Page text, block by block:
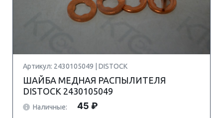
Артикул: 2430105049 | DISTOCK
ШАЙБА МЕДНАЯ РАСПЫЛИТЕЛЯ
DISTOCK 2430105049
Наличные: 45 ₽